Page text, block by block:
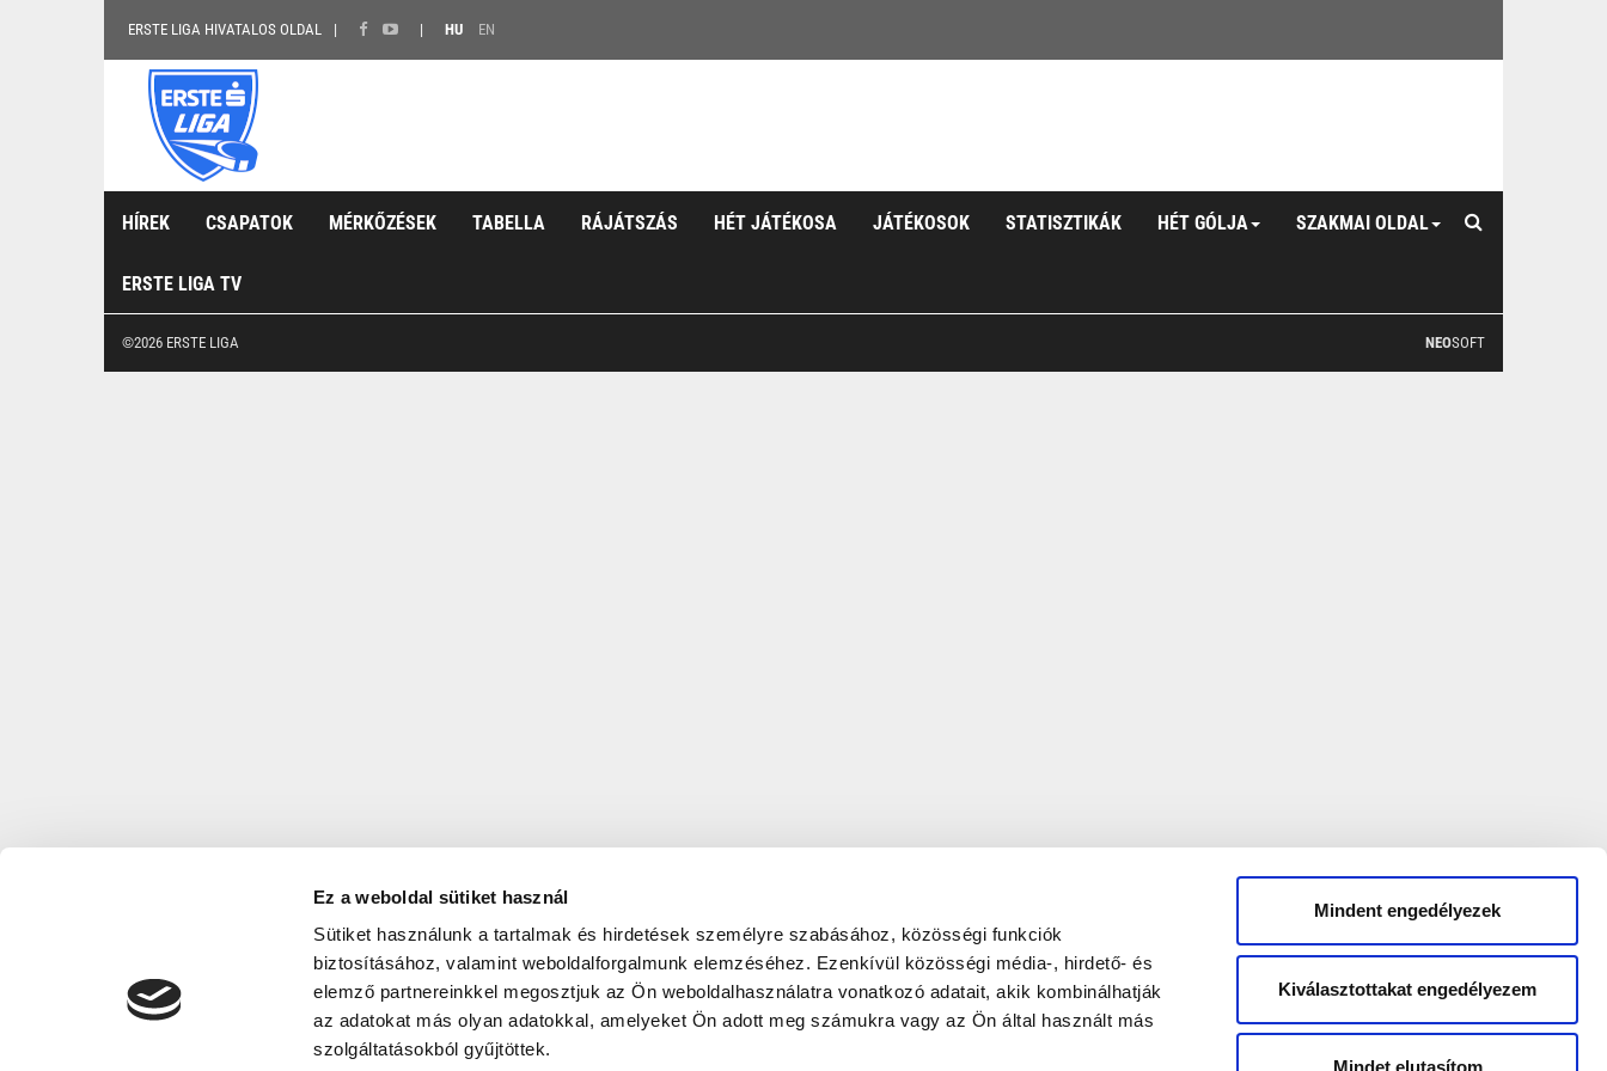
Ez a weboldal sütiket használ
Sütiket használunk a tartalmak és hirdetések személyre szabásához, közösségi funkciók
biztosításához, valamint weboldalforgalmunk elemzéséhez. Ezenkívül közösségi média-, hirdető- és
elemző partnereinkkel megosztjuk az Ön weboldalhasználatra vonatkozó adatait, akik kombinálhatják
az adatokat más olyan adatokkal, amelyeket Ön adott meg számukra vagy az Ön által használt más
szolgáltatásokból gyűjtöttek.
Mindent engedélyezek
Kiválasztottakat engedélyezem
Mindet elutasítom
ERSTE LIGA HIVATALOS OLDAL HU EN
HÍREK CSAPATOK MÉRKŐZÉSEK TABELLA RÁJÁTSZÁS HÉT JÁTÉKOSA JÁTÉKOSOK STATISZTIKÁK HÉT GÓLJA SZAKMAI OLDAL
ERSTE LIGA TV
©2026 ERSTE LIGA NEOSOFT